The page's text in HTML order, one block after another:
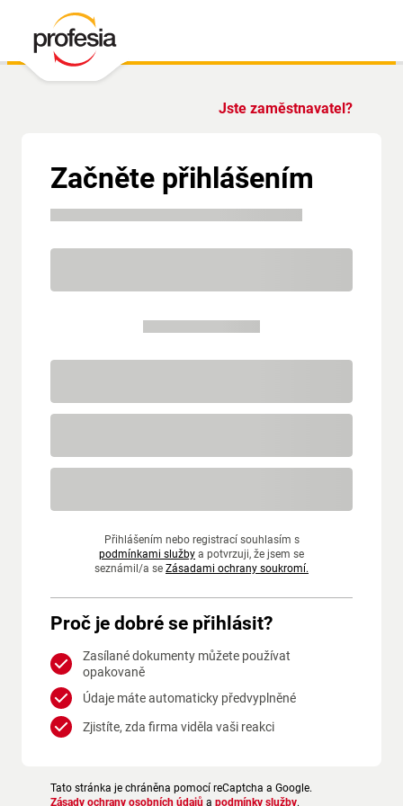
Jste zaměstnavatel?
Začněte přihlášením
Přihlášením nebo registrací souhlasím s
podmínkami služby a potvrzuji, že jsem se
seznámil/a se Zásadami ochrany soukromí.
Proč je dobré se přihlásit?
Zasílané dokumenty můžete používat
opakovaně
Údaje máte automaticky předvyplněné
Zjistíte, zda firma viděla vaši reakci
Tato stránka je chráněna pomocí reCaptcha a Google.
Zásady ochrany osobních údajů a podmínky služby.